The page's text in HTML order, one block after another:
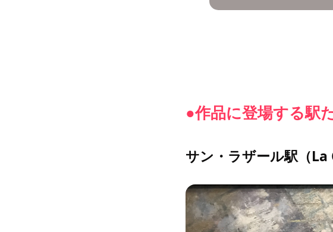
●作品に登場する駅
サン・ラザール駅（La